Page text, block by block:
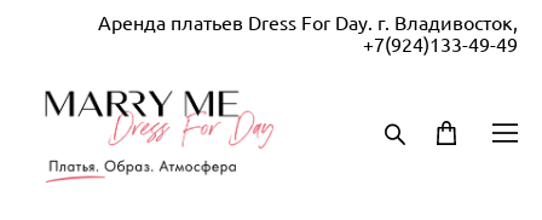
Аренда платьев Dress For Day. г. Владивосток,
+7(924)133-49-49